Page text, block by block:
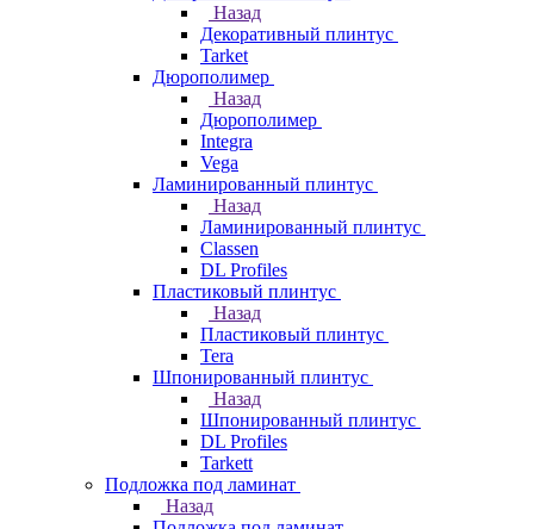
Назад
Декоративный плинтус
Tarket
Дюрополимер
Назад
Дюрополимер
Integra
Vega
Ламинированный плинтус
Назад
Ламинированный плинтус
Classen
DL Profiles
Пластиковый плинтус
Назад
Пластиковый плинтус
Tera
Шпонированный плинтус
Назад
Шпонированный плинтус
DL Profiles
Tarkett
Подложка под ламинат
Назад